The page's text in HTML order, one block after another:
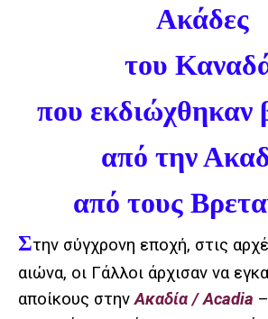
Ακάδες
του
που εκδιώχθηκαν
από την
από τους
Στην σύγχρονη εποχή, στις
αιώνα, οι Γάλλοι άρχισαν να
αποίκους στηνΑκαδία / Acadia